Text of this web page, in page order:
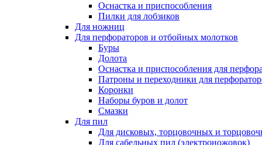
Оснастка и приспособления
Пилки для лобзиков
Для ножниц
Для перфораторов и отбойных молотков
Буры
Долота
Оснастка и приспособления для
Патроны и переходники для
Коронки
Наборы буров и долот
Смазки
Для пил
Для дисковых, торцовочных и
Для сабельных пил (электроножовок)